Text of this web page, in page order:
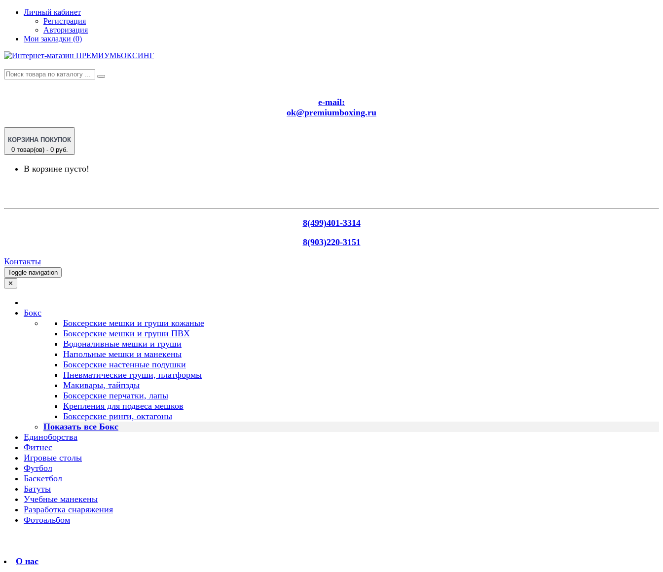
Личный кабинет
Регистрация
Авторизация
Мои закладки (0)
e-mail:
ok@premiumboxing.ru
КОРЗИНА ПОКУПОК
0 товар(ов) - 0 руб.
В корзине пусто!
8(499)401-3314
8(903)220-3151
Контакты
Toggle navigation
✕
Бокс
Боксерские мешки и груши кожаные
Боксерские мешки и груши ПВХ
Водоналивные мешки и груши
Напольные мешки и манекены
Боксерские настенные подушки
Пневматические груши, платформы
Макивары, тайпэды
Боксерские перчатки, лапы
Крепления для подвеса мешков
Боксерские ринги, октагоны
Показать все Бокс
Единоборства
Фитнес
Игровые столы
Футбол
Баскетбол
Батуты
Учебные манекены
Разработка снаряжения
Фотоальбом
О нас